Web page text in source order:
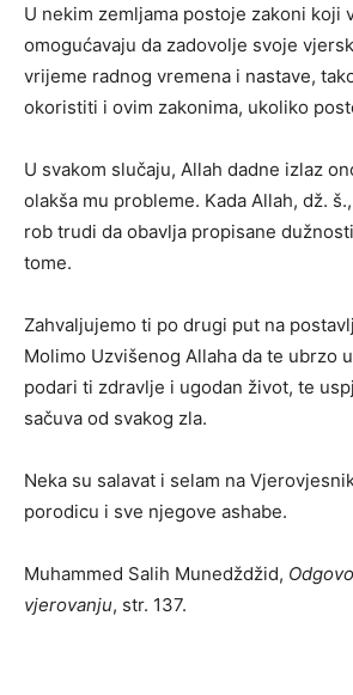
U nekim zemljama postoje zakoni koji
omogućavaju da zadovolje svoje
vrijeme radnog vremena i nastave,
okoristiti i ovim zakonima, ukoliko
U svakom slučaju, Allah dadne izlaz
olakša mu probleme. Kada Allah, dž.
rob trudi da obavlja propisane
tome.
Zahvaljujemo ti po drugi put na
Molimo Uzvišenog Allaha da te ubrzo
podari ti zdravlje i ugodan život, te
sačuva od svakog zla.
Neka su salavat i selam na
porodicu i sve njegove ashabe.
Muhammed Salih Munedždžid,
vjerovanju, str. 137.